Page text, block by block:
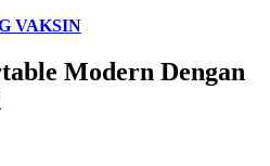
VAKSIN
Modern Dengan